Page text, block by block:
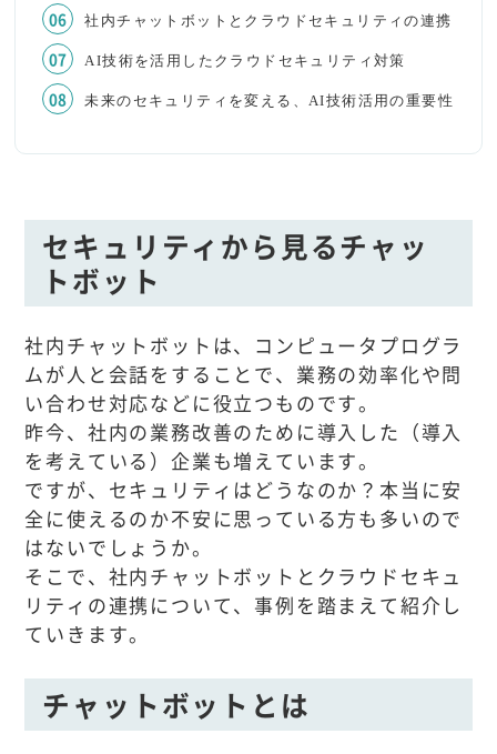
社内チャットボットとクラウドセキュリティの連携
AI技術を活用したクラウドセキュリティ対策
未来のセキュリティを変える、AI技術活用の重要性
セキュリティから見るチャッ
トボット
社内チャットボットは、コンピュータプログラ
ムが人と会話をすることで、業務の効率化や問
い合わせ対応などに役立つものです。
昨今、社内の業務改善のために導入した（導入
を考えている）企業も増えています。
ですが、セキュリティはどうなのか？本当に安
全に使えるのか不安に思っている方も多いので
はないでしょうか。
そこで、社内チャットボットとクラウドセキュ
リティの連携について、事例を踏まえて紹介し
ていきます。
チャットボットとは